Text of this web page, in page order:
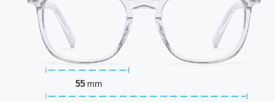
55 mm